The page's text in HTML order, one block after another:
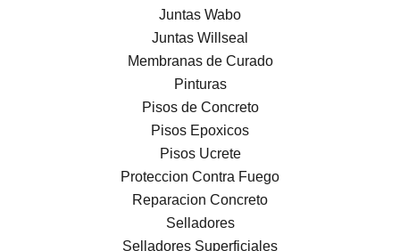
Juntas Wabo
Juntas Willseal
Membranas de Curado
Pinturas
Pisos de Concreto
Pisos Epoxicos
Pisos Ucrete
Proteccion Contra Fuego
Reparacion Concreto
Selladores
Selladores Superficiales